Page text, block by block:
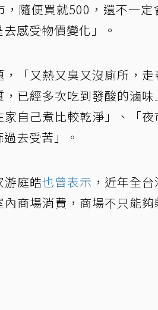
隨便買就500，還不一
感受物價變化」。
「又熱又臭又沒廁所，
已經多次吃到發酸的滷
自己煮比較乾淨」、「
去受苦」。
游庭皓也曾表示 ，近年全
商場消費，商場不只能